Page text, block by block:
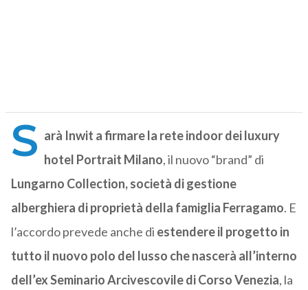
S arà Inwit a firmare la rete indoor dei luxury
hotel Portrait Milano, il nuovo “brand” di
Lungarno Collection, società di gestione
alberghiera di proprietà della famiglia Ferragamo. E
l’accordo prevede anche di estendere il progetto in
tutto il nuovo polo del lusso che nascerà all’interno
dell’ex Seminario Arcivescovile di Corso Venezia, la